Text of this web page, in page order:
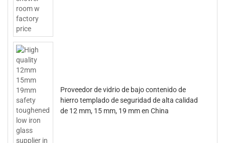
Proveedor de vidrio de bajo contenido de
hierro templado de seguridad de alta calidad
de 12 mm, 15 mm, 19 mm en China